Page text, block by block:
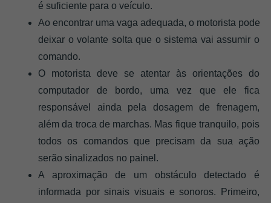
é suficiente para o veículo.
Ao encontrar uma vaga adequada, o motorista pode
deixar o volante solta que o sistema vai assumir o
comando.
O motorista deve se atentar às orientações do
computador de bordo, uma vez que ele fica
responsável ainda pela dosagem de frenagem,
além da troca de marchas. Mas fique tranquilo, pois
todos os comandos que precisam da sua ação
serão sinalizados no painel.
A aproximação de um obstáculo detectado é
informada por sinais visuais e sonoros. Primeiro,